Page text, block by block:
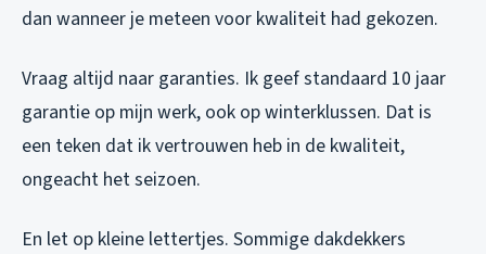
dan wanneer je meteen voor kwaliteit had gekozen.
Vraag altijd naar garanties. Ik geef standaard 10 jaar
garantie op mijn werk, ook op winterklussen. Dat is
een teken dat ik vertrouwen heb in de kwaliteit,
ongeacht het seizoen.
En let op kleine lettertjes. Sommige dakdekkers